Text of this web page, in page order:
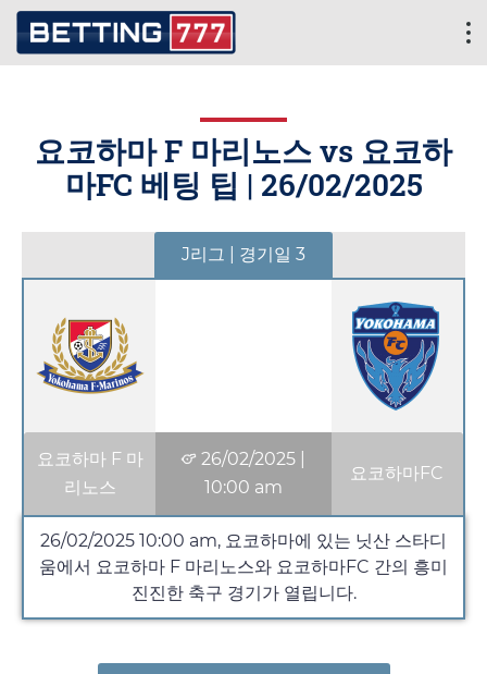
요코하마 F 마리노스 vs 요코하
마FC 베팅 팁 | 26/02/2025
J리그 | 경기일 3
요코하마 F 마
리노스
26/02/2025
10:00 am
요코하마FC
26/02/2025 10:00 am, 요코하마에 있는 닛산 스타디
움에서 요코하마 F 마리노스와 요코하마FC 간의 흥미
진진한 축구 경기가 열립니다.